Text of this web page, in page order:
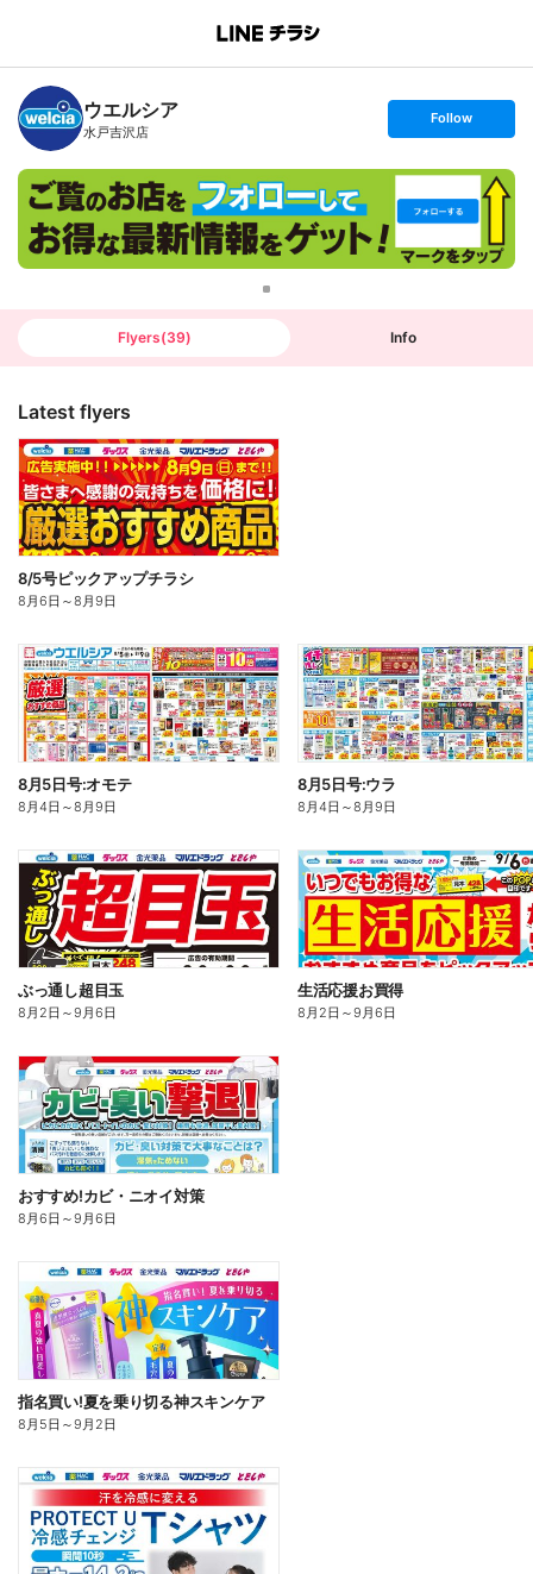
B
n
c
h
T
ウエルシア
水戸吉沢店
s
t
o
l
o
w
Follow
Flyers(39) Info
Latest flyers
8/5号ピックアップチラシ
8月6日 ～8月9日
8月5日号:オモテ
8月4日 ～8月9日
8月5日号:ウラ
8月4日 ～8月9日
ぶっ通し超目玉
8月2日 ～9月6日
生活応援お買得
8月2日 ～9月6日
おすすめ!カビ・ニオイ対策
8月6日 ～9月6日
指名買い!夏を乗り切る神スキンケア
8月5日 ～9月2日